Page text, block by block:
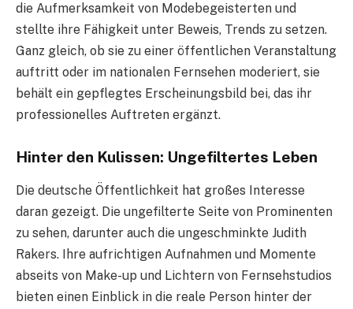
die Aufmerksamkeit von Modebegeisterten und
stellte ihre Fähigkeit unter Beweis, Trends zu setzen.
Ganz gleich, ob sie zu einer öffentlichen Veranstaltung
auftritt oder im nationalen Fernsehen moderiert, sie
behält ein gepflegtes Erscheinungsbild bei, das ihr
professionelles Auftreten ergänzt.
Hinter den Kulissen: Ungefiltertes Leben
Die deutsche Öffentlichkeit hat großes Interesse
daran gezeigt. Die ungefilterte Seite von Prominenten
zu sehen, darunter auch die ungeschminkte Judith
Rakers. Ihre aufrichtigen Aufnahmen und Momente
abseits von Make-up und Lichtern von Fernsehstudios
bieten einen Einblick in die reale Person hinter der